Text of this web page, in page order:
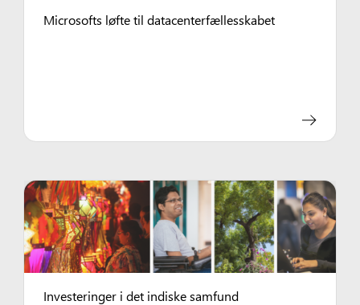
Microsofts løfte til datacenterfællesskabet
Investeringer i det indiske samfund